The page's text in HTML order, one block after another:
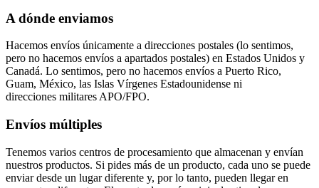
A dónde enviamos
Hacemos envíos únicamente a direcciones postales (lo sentimos,
pero no hacemos envíos a apartados postales) en Estados Unidos y
Canadá. Lo sentimos, pero no hacemos envíos a Puerto Rico,
Guam, México, las Islas Vírgenes Estadounidense ni
direcciones militares APO/FPO.
Envíos múltiples
Tenemos varios centros de procesamiento que almacenan y envían
nuestros productos. Si pides más de un producto, cada uno se puede
enviar desde un lugar diferente y, por lo tanto, pueden llegar en